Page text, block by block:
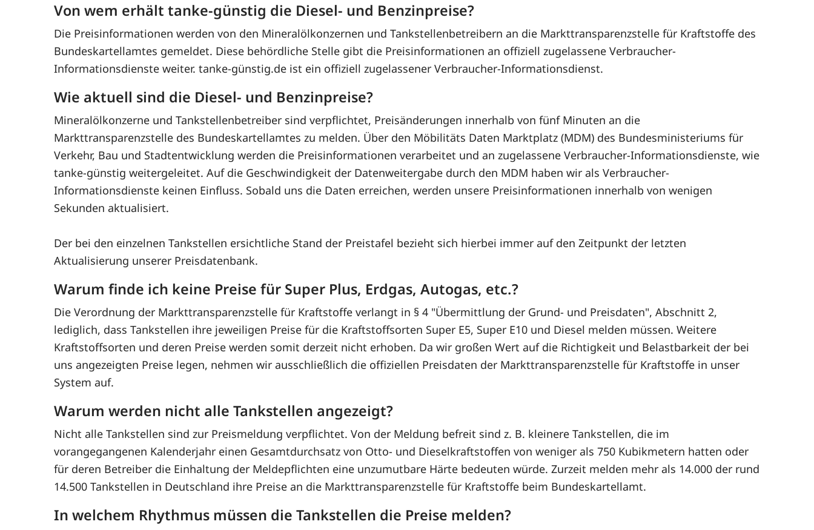
Von wem erhält tanke-günstig die Diesel- und Benzinpreise?
Die Preisinformationen werden von den Mineralölkonzernen und Tankstellenbetreibern an die Markttransparenzstelle für Kraftstoffe des
Bundeskartellamtes gemeldet. Diese behördliche Stelle gibt die Preisinformationen an offiziell zugelassene Verbraucher-
Informationsdienste weiter. tanke-günstig.de ist ein offiziell zugelassener Verbraucher-Informationsdienst.
Wie aktuell sind die Diesel- und Benzinpreise?
Mineralölkonzerne und Tankstellenbetreiber sind verpflichtet, Preisänderungen innerhalb von fünf Minuten an die
Markttransparenzstelle des Bundeskartellamtes zu melden. Über den Möbilitäts Daten Marktplatz (MDM) des Bundesministeriums für
Verkehr, Bau und Stadtentwicklung werden die Preisinformationen verarbeitet und an zugelassene Verbraucher-Informationsdienste, wie
tanke-günstig weitergeleitet. Auf die Geschwindigkeit der Datenweitergabe durch den MDM haben wir als Verbraucher-
Informationsdienste keinen Einfluss. Sobald uns die Daten erreichen, werden unsere Preisinformationen innerhalb von wenigen
Sekunden aktualisiert.
Der bei den einzelnen Tankstellen ersichtliche Stand der Preistafel bezieht sich hierbei immer auf den Zeitpunkt der letzten
Aktualisierung unserer Preisdatenbank.
Warum finde ich keine Preise für Super Plus, Erdgas, Autogas, etc.?
Die Verordnung der Markttransparenzstelle für Kraftstoffe verlangt in § 4 "Übermittlung der Grund- und Preisdaten", Abschnitt 2,
lediglich, dass Tankstellen ihre jeweiligen Preise für die Kraftstoffsorten Super E5, Super E10 und Diesel melden müssen. Weitere
Kraftstoffsorten und deren Preise werden somit derzeit nicht erhoben. Da wir großen Wert auf die Richtigkeit und Belastbarkeit der bei
uns angezeigten Preise legen, nehmen wir ausschließlich die offiziellen Preisdaten der Markttransparenzstelle für Kraftstoffe in unser
System auf.
Warum werden nicht alle Tankstellen angezeigt?
Nicht alle Tankstellen sind zur Preismeldung verpflichtet. Von der Meldung befreit sind z. B. kleinere Tankstellen, die im
vorangegangenen Kalenderjahr einen Gesamtdurchsatz von Otto- und Dieselkraftstoffen von weniger als 750 Kubikmetern hatten oder
für deren Betreiber die Einhaltung der Meldepflichten eine unzumutbare Härte bedeuten würde. Zurzeit melden mehr als 14.000 der rund
14.500 Tankstellen in Deutschland ihre Preise an die Markttransparenzstelle für Kraftstoffe beim Bundeskartellamt.
In welchem Rhythmus müssen die Tankstellen die Preise melden?